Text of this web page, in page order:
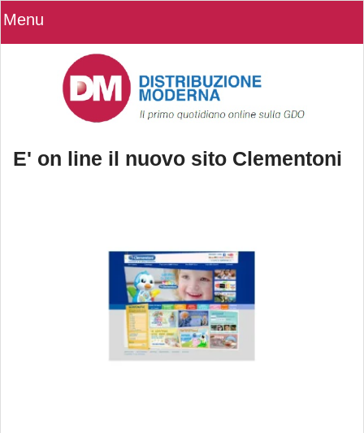
Menu
E' on line il nuovo sito Clementoni